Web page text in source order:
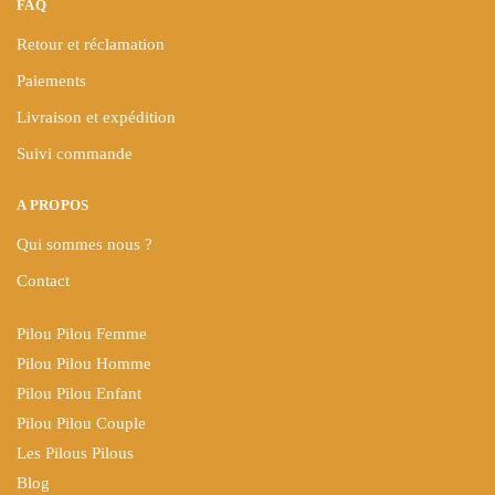
FAQ
Retour et réclamation
Paiements
Livraison et expédition
Suivi commande
A PROPOS
Qui sommes nous ?
Contact
Pilou Pilou Femme
Pilou Pilou Homme
Pilou Pilou Enfant
Pilou Pilou Couple
Les Pilous Pilous
Blog